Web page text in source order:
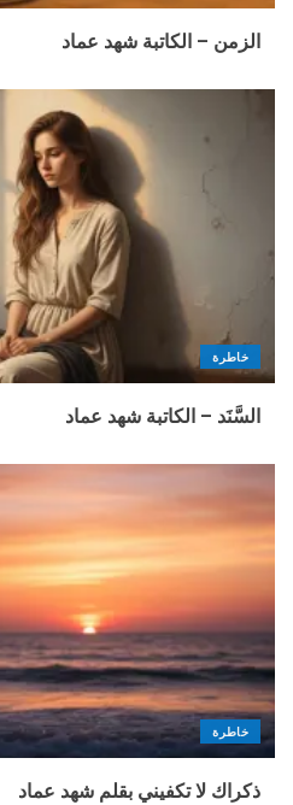
الزمن – الكاتبة شهد عماد
خاطرة
السَّنَد – الكاتبة شهد عماد
خاطرة
ذكراك لا تكفيني بقلم شهد عماد